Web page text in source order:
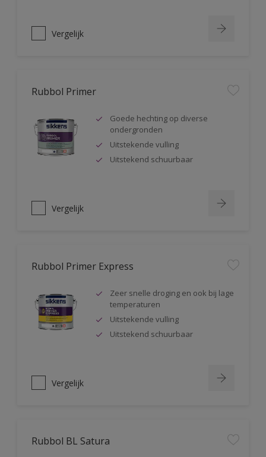
Vergelijk
Rubbol Primer
Goede hechting op diverse
ondergronden
Uitstekende vulling
Uitstekend schuurbaar
Vergelijk
Rubbol Primer Express
Zeer snelle droging en ook bij lage
temperaturen
Uitstekende vulling
Uitstekend schuurbaar
Vergelijk
Rubbol BL Satura